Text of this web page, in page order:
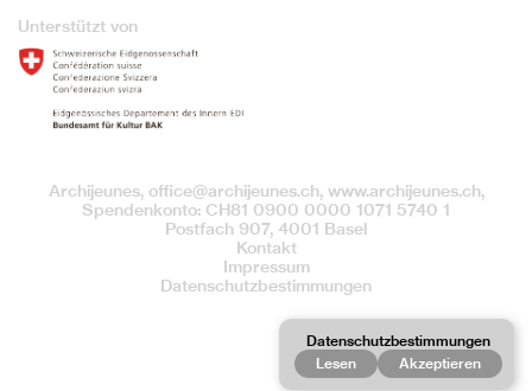
Unterstützt von
Archijeunes, office@archijeunes.ch, www.archijeunes.ch,
Spendenkonto: CH81 0900 0000 1071 5740 1
Postfach 907, 4001 Basel
Kontakt
Impressum
Datenschutzbestimmungen
Datenschutzbestimmungen
Lesen
Akzeptieren